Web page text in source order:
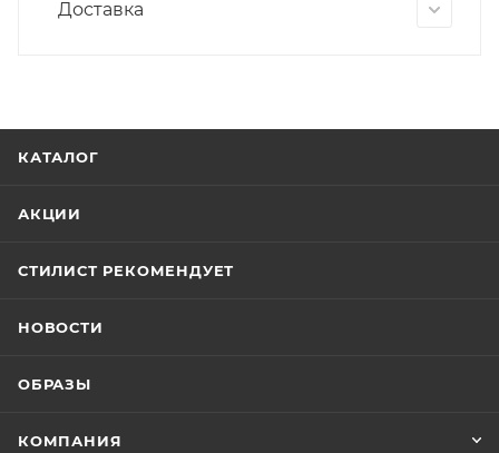
Доставка
КАТАЛОГ
АКЦИИ
СТИЛИСТ РЕКОМЕНДУЕТ
НОВОСТИ
ОБРАЗЫ
КОМПАНИЯ